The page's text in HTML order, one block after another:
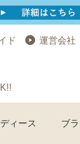
ド 運営会社
ィース ブ